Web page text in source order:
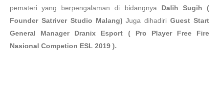
pemateri yang berpengalaman di bidangnya Dalih Sugih (
Founder Satriver Studio Malang)Juga dihadiri Guest Start
General Manager Dranix Esport ( Pro Player Free Fire
Nasional Competion ESL 2019 ).